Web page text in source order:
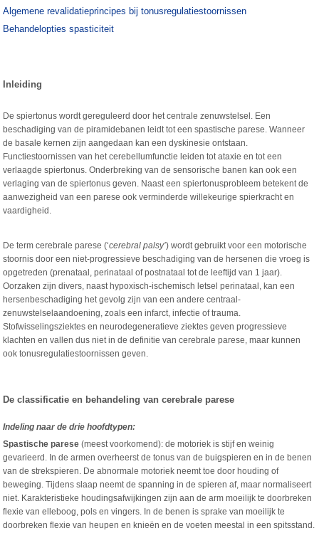
Algemene revalidatieprincipes bij tonusregulatiestoornissen
Behandelopties spasticiteit
Inleiding
De spiertonus wordt gereguleerd door het centrale zenuwstelsel. Een
beschadiging van de piramidebanen leidt tot een spastische parese. Wanneer
de basale kernen zijn aangedaan kan een dyskinesie ontstaan.
Functiestoornissen van het cerebellumfunctie leiden tot ataxie en tot een
verlaagde spiertonus. Onderbreking van de sensorische banen kan ook een
verlaging van de spiertonus geven. Naast een spiertonusprobleem betekent de
aanwezigheid van een parese ook verminderde willekeurige spierkracht en
vaardigheid.
De term cerebrale parese (‘cerebral palsy’) wordt gebruikt voor een motorische
stoornis door een niet-progressieve beschadiging van de hersenen die vroeg is
opgetreden (prenataal, perinataal of postnataal tot de leeftijd van 1 jaar).
Oorzaken zijn divers, naast hypoxisch-ischemisch letsel perinataal, kan een
hersenbeschadiging het gevolg zijn van een andere centraal-
zenuwstelselaandoening, zoals een infarct, infectie of trauma.
Stofwisselingsziektes en neurodegeneratieve ziektes geven progressieve
klachten en vallen dus niet in de definitie van cerebrale parese, maar kunnen
ook tonusregulatiestoornissen geven.
De classificatie en behandeling van cerebrale parese
Indeling naar de drie hoofdtypen:
Spastische parese(meest voorkomend): de motoriek is stijf en weinig
gevarieerd. In de armen overheerst de tonus van de buigspieren en in de benen
van de strekspieren. De abnormale motoriek neemt toe door houding of
beweging. Tijdens slaap neemt de spanning in de spieren af, maar normaliseert
niet. Karakteristieke houdingsafwijkingen zijn aan de arm moeilijk te doorbreken
flexie van elleboog, pols en vingers. In de benen is sprake van moeilijk te
doorbreken flexie van heupen en knieën en de voeten meestal in een spitsstand.